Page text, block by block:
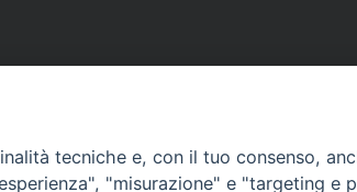
tecniche e, con il tuo consenso,
"misurazione" e "targeting e